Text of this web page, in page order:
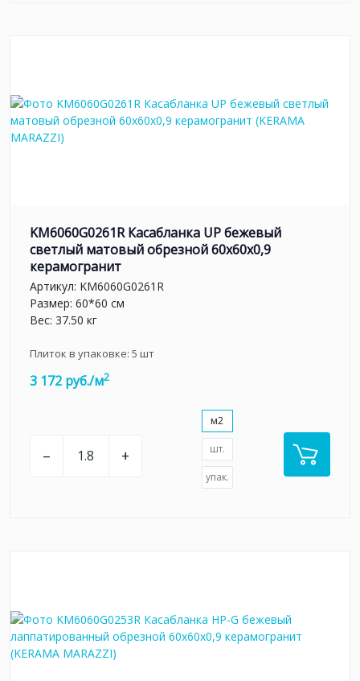
KM6060G0261R Касабланка UP бежевый
светлый матовый обрезной 60x60x0,9
керамогранит
Артикул: KM6060G0261R
Размер: 60*60 см
Вес: 37.50 кг
Плиток в упаковке: 5 шт
3 172 руб./м2
– +
м2
шт.
упак.